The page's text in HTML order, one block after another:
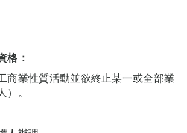
格：
商業性質活動並欲終止某一或全部業
。